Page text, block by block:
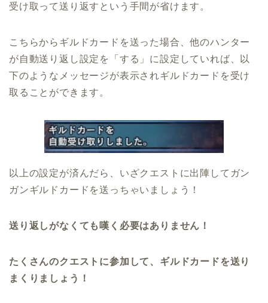
受け取って送り返すという手間が省けます。
こちらからギルドカードを送った場合、他のハンター
が自動送り返し設定を「する」に設定していれば、以
下のようなメッセージが表示されギルドカードを受け
取ることができます。
以上の設定が済んだら、いざクエストに出陣してガン
ガンギルドカードを送っちゃいましょう！
送り返しがなくても嘆く必要はありません！
たくさんのクエストに参加して、ギルドカードを送り
まくりましょう！